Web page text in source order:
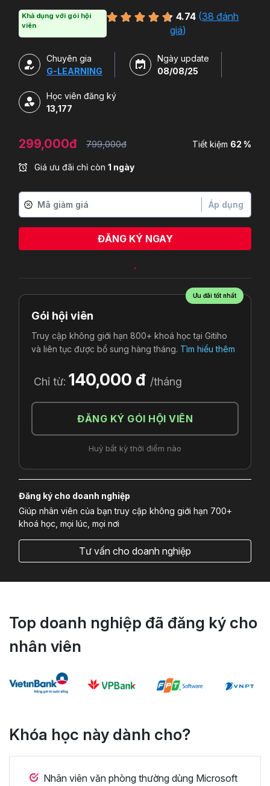
nghiệp, văn bản hành chính, báo cáo chuyên môn.
Khả dụng với gói hội
viên
4.74 (38 đánh
giá)
Chuyên gia
G-LEARNING
Ngày update
08/08/25
Học viên đăng ký
13,177
299,000đ 799,000đ Tiết kiệm 62 %
Giá ưu đãi chỉ còn 1 ngày
Áp dụng
ĐĂNG KÝ NGAY
Lê Trung Kiên
Ưu đãi tốt nhất
Gói hội viên
Truy cập không giới hạn 800+ khoá học tại Gitiho
và liên tục được bổ sung hàng tháng. Tìm hiểu thêm
Chỉ từ: 140,000 đ /tháng
ĐĂNG KÝ GÓI HỘI VIÊN
Huỷ bất kỳ thời điểm nào
Đăng ký cho doanh nghiệp
Giúp nhân viên của bạn truy cập không giới hạn 700+
khoá học, mọi lúc, mọi nơi
Tư vấn cho doanh nghiệp
Top doanh nghiệp đã đăng ký cho
nhân viên
Khóa học này dành cho?
Nhân viên văn phòng thường dùng Microsoft